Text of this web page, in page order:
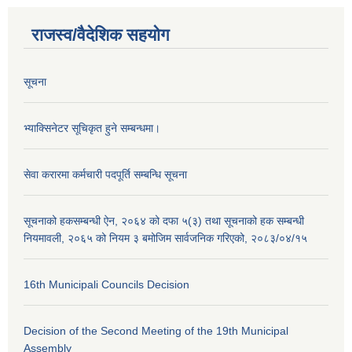
राजस्व/वैदेशिक सहयोग
सूचना
भ्याक्सिनेटर सूचिकृत हुने सम्बन्धमा।
सेवा करारमा कर्मचारी पदपूर्ति सम्बन्धि सूचना
सूचनाको हकसम्बन्धी ऐन, २०६४ को दफा ५(३) तथा सूचनाको हक सम्बन्धी
नियमावली, २०६५ को नियम ३ बमोजिम सार्वजनिक गरिएको, २०८३/०४/१५
16th Municipali Councils Decision
Decision of the Second Meeting of the 19th Municipal
Assembly